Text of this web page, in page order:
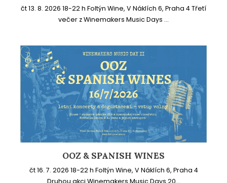
čt 13. 8. 2026 18-22 h Foltýn Wine, V Náklích 6, Praha 4 Třetí
večer z Winemakers Music Days ...
OOZ & SPANISH WINES
čt 16. 7. 2026 18-22 h Foltýn Wine, V Náklích 6, Praha 4
Druhou akci Winemakers Music Days 20...